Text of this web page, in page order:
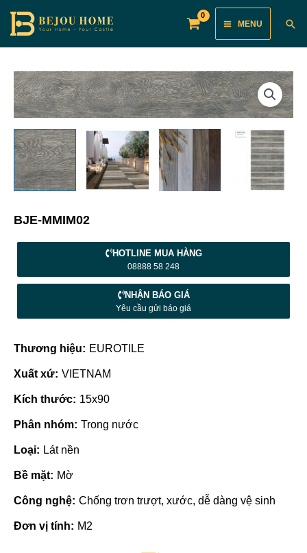
content
Main
Menu
MENU
BJE-MMIM02
HOTLINE MUA HÀNG
08888 58 248
NHẬN BÁO GIÁ
Yêu cầu gửi báo giá
Thương hiệu: EUROTILE
Xuất xứ: VIETNAM
Kích thước: 15x90
Phân nhóm: Trong nước
Loại: Lát nền
Bề mặt: Mờ
Công nghệ: Chống trơn trượt, xước, dễ dàng vệ sinh
Đơn vị tính: M2